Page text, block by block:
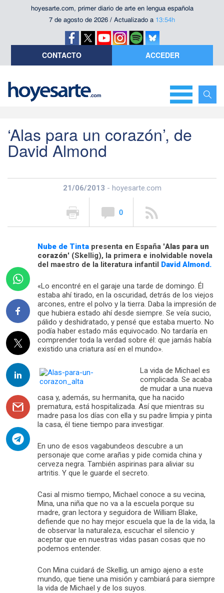
hoyesarte.com, primer diario de arte en lengua española
7 de agosto de 2026 / Actualizado a 13:54h
CONTACTO ACCEDER
‘Alas para un corazón’, de
David Almond
21/06/2013 - hoyesarte.com
0
Nube de Tinta presenta en España 'Alas para un
corazón' (Skellig), la primera e inolvidable novela
del maestro de la literatura infantil David Almond.
«Lo encontré en el garaje una tarde de domingo. Él
estaba ahí tirado, en la oscuridad, detrás de los viejos
arcones, entre el polvo y la tierra. Daba la impresión de
que hubiera estado ahí desde siempre. Se veía sucio,
pálido y deshidratado, y pensé que estaba muerto. No
podía haber estado más equivocado. No tardaría en
comprender toda la verdad sobre él: que jamás había
existido una criatura así en el mundo».
La vida de Michael es
complicada. Se acaba
de mudar a una nueva
casa y, además, su hermanita, que ha nacido
prematura, está hospitalizada. Así que mientras su
madre pasa los días con ella y su padre limpia y pinta
la casa, él tiene tiempo para investigar.
En uno de esos vagabundeos descubre a un
personaje que come arañas y pide comida china y
cerveza negra. También aspirinas para aliviar su
artritis. Y que le guarde el secreto.
Casi al mismo tiempo, Michael conoce a su vecina,
Mina, una niña que no va a la escuela porque su
madre, gran lectora y seguidora de William Blake,
defiende que no hay mejor escuela que la de la vida, la
de observar la naturaleza, escuchar el silencio y
aceptar que en nuestras vidas pasan cosas que no
podemos entender.
Con Mina cuidará de Skellig, un amigo ajeno a este
mundo, que tiene una misión y cambiará para siempre
la vida de Michael y de los suyos.